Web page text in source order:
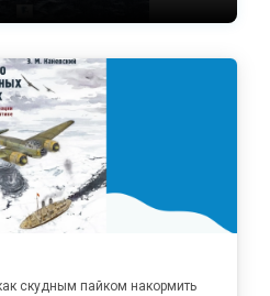
и ледоколы на
скудным пайком накормить